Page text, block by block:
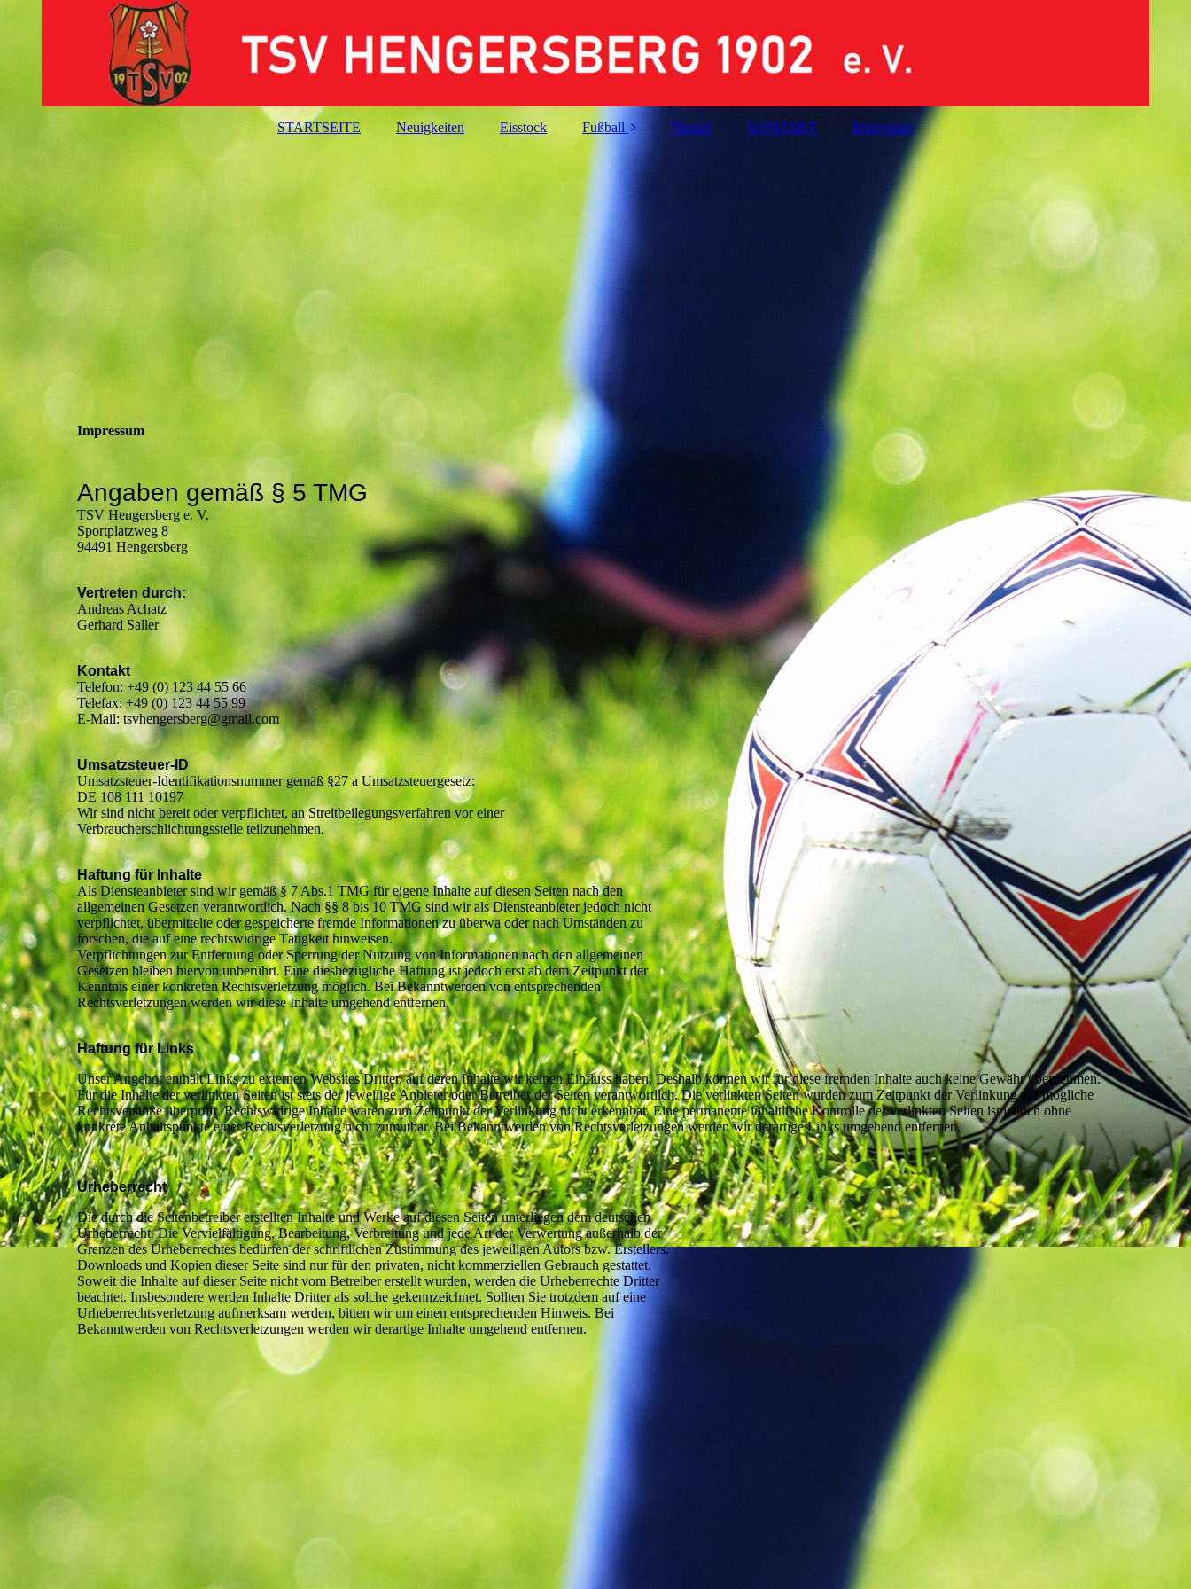
STARTSEITE Neuigkeiten Eisstock Fußball Turnen KONTAKT Impressum
Impressum
Angaben gemäß § 5 TMG
TSV Hengersberg e. V.
Sportplatzweg 8
94491 Hengersberg
Vertreten durch:
Andreas Achatz
Gerhard Saller
Kontakt
Telefon: +49 (0) 123 44 55 66
Telefax: +49 (0) 123 44 55 99
E-Mail: tsvhengersberg@gmail.com
Umsatzsteuer-ID
Umsatzsteuer-Identifikationsnummer gemäß §27 a Umsatzsteuergesetz:
DE 108 111 10197
Wir sind nicht bereit oder verpflichtet, an Streitbeilegungsverfahren vor einer
Verbraucherschlichtungsstelle teilzunehmen.
Haftung für Inhalte
Als Diensteanbieter sind wir gemäß § 7 Abs.1 TMG für eigene Inhalte auf diesen Seiten nach den
allgemeinen Gesetzen verantwortlich. Nach §§ 8 bis 10 TMG sind wir als Diensteanbieter jedoch nicht
verpflichtet, übermittelte oder gespeicherte fremde Informationen zu überwa oder nach Umständen zu
forschen, die auf eine rechtswidrige Tätigkeit hinweisen.
Verpflichtungen zur Entfernung oder Sperrung der Nutzung von Informationen nach den allgemeinen
Gesetzen bleiben hiervon unberührt. Eine diesbezügliche Haftung ist jedoch erst ab dem Zeitpunkt der
Kenntnis einer konkreten Rechtsverletzung möglich. Bei Bekanntwerden von entsprechenden
Rechtsverletzungen werden wir diese Inhalte umgehend entfernen.
Haftung für Links
Unser Angebot enthält Links zu externen Websites Dritter, auf deren Inhalte wir keinen Einfluss haben. Deshalb können wir für diese fremden Inhalte auch keine Gewähr übernehmen.
Für die Inhalte der verlinkten Seiten ist stets der jeweilige Anbieter oder Betreiber der Seiten verantwortlich. Die verlinkten Seiten wurden zum Zeitpunkt der Verlinkung auf mögliche
Rechtsverstöße überprüft. Rechtswidrige Inhalte waren zum Zeitpunkt der Verlinkung nicht erkennbar. Eine permanente inhaltliche Kontrolle der verlinkten Seiten ist jedoch ohne
konkrete Anhaltspunkte einer Rechtsverletzung nicht zumutbar. Bei Bekanntwerden von Rechtsverletzungen werden wir derartige Links umgehend entfernen.
Urheberrecht
Die durch die Seitenbetreiber erstellten Inhalte und Werke auf diesen Seiten unterliegen dem deutschen
Urheberrecht. Die Vervielfältigung, Bearbeitung, Verbreitung und jede Art der Verwertung außerhalb der
Grenzen des Urheberrechtes bedürfen der schriftlichen Zustimmung des jeweiligen Autors bzw. Erstellers.
Downloads und Kopien dieser Seite sind nur für den privaten, nicht kommerziellen Gebrauch gestattet.
Soweit die Inhalte auf dieser Seite nicht vom Betreiber erstellt wurden, werden die Urheberrechte Dritter
beachtet. Insbesondere werden Inhalte Dritter als solche gekennzeichnet. Sollten Sie trotzdem auf eine
Urheberrechtsverletzung aufmerksam werden, bitten wir um einen entsprechenden Hinweis. Bei
Bekanntwerden von Rechtsverletzungen werden wir derartige Inhalte umgehend entfernen.